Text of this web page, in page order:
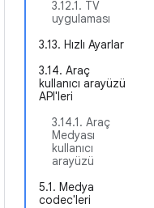
3.12.1. TV
uygulaması
3.13. Hızlı Ayarlar
3.14. Araç
kullanıcı arayüzü
API'leri
3.14.1. Araç
Medyası
kullanıcı
arayüzü
5.1. Medya
codec'leri